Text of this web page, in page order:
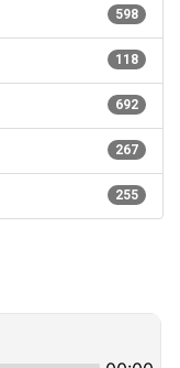
598
118
692
267
255